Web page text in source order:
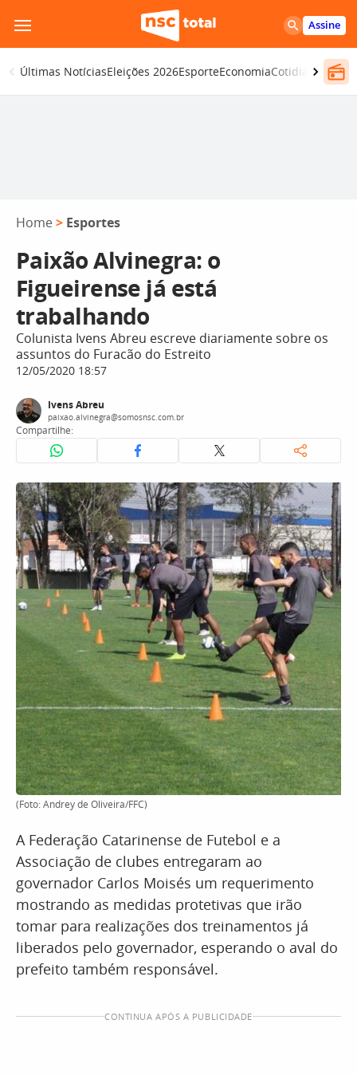
para
o
conteúdo
Assine
Últimas NotíciasEleições 2026EsporteEconomiaCotidiano
Home > Esportes
Paixão Alvinegra: o
Figueirense já está
trabalhando
Colunista Ivens Abreu escreve diariamente sobre os
assuntos do Furacão do Estreito
12/05/2020 18:57
Ivens Abreu
paixao.alvinegra@somosnsc.com.br
Compartilhe:
(Foto: Andrey de Oliveira/FFC)
A Federação Catarinense de Futebol e a
Associação de clubes entregaram ao
governador Carlos Moisés um requerimento
mostrando as medidas protetivas que irão
tomar para realizações dos treinamentos já
liberados pelo governador, esperando o aval do
prefeito também responsável.
CONTINUA APÓS A PUBLICIDADE